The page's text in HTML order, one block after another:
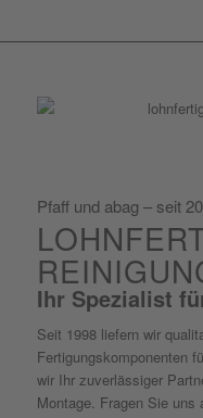
Pfaff und abag – seit
Ihr Spezialist
Seit 1998 liefern wir
Fertigungskomponenten
wir Ihr zuverlässiger
Montage. Fragen Sie uns